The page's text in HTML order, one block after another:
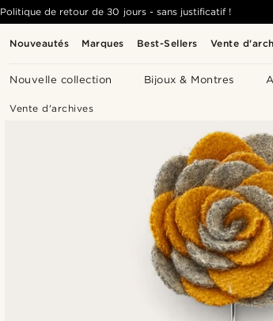
Nouveautés Marques Best-Sellers Vente
Nouvelle collection Bijoux & Montres
Politique de retour de 30 jours - sans justificatif !
Vente d'archives